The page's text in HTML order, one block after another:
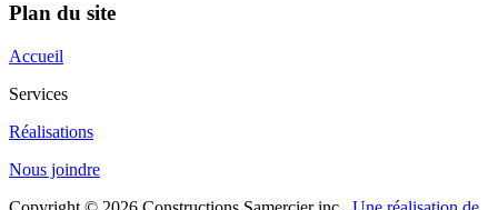
Plan du site
Accueil
Services
Réalisations
Nous joindre